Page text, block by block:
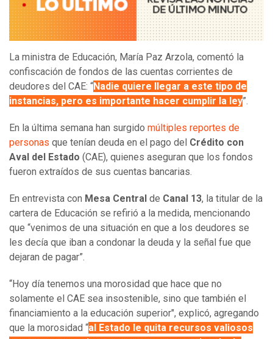
La ministra de Educación, María Paz Arzola, comentó la
confiscación de fondos de las cuentas corrientes de
deudores del CAE: “Nadie quiere llegar a este tipo de
instancias, pero es importante hacer cumplir la ley”.
En la última semana han surgido múltiples reportes de
personas que tenían deuda en el pago del Crédito con
Aval del Estado (CAE), quienes aseguran que los fondos
fueron extraídos de sus cuentas bancarias.
En entrevista con Mesa Central de Canal 13, la titular de la
cartera de Educación se refirió a la medida, mencionando
que “venimos de una situación en que a los deudores se
les decía que iban a condonar la deuda y la señal fue que
dejaran de pagar”.
“Hoy día tenemos una morosidad que hace que no
solamente el CAE sea insostenible, sino que también el
financiamiento a la educación superior", explicó, agregando
que la morosidad “al Estado le quita recursos valiosos